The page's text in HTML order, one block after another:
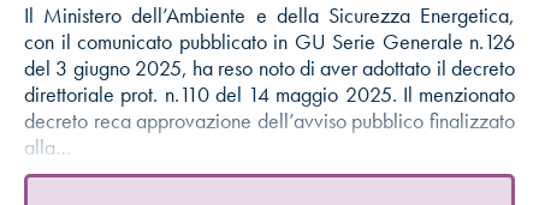
Il Ministero dell’Ambiente e della Sicurezza Energetica,
con il comunicato pubblicato in GU Serie Generale n.126
del 3 giugno 2025, ha reso noto di aver adottato il decreto
direttoriale prot. n.110 del 14 maggio 2025. Il menzionato
decreto reca approvazione dell’avviso pubblico finalizzato
alla…